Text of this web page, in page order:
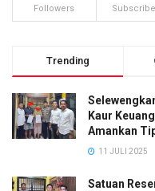
Followers
Trending
Kaur
Amankan
11 JULI 2025
Satuan